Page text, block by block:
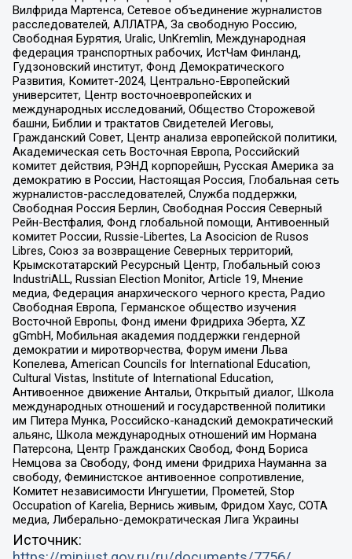
Вилфрида Мартенса, Сетевое объединение журналистов
расследователей, АЛЛАТРА, За свободную Россию,
Свободная Бурятия, Uralic, UnKremlin, Международная
федерация транспортных рабочих, ИстЧам Финланд,
Гудзоновский институт, Фонд Демократического
Развития, Комитет-2024, Центрально-Европейский
университет, Центр восточноевропейских и
международных исследований, Общество Сторожевой
башни, Библии и трактатов Свидетелей Иеговы,
Гражданский Совет, Центр анализа европейской политики,
Академическая сеть Восточная Европа, Российский
комитет действия, РЭНД корпорейшн, Русская Америка за
демократию в России, Настоящая Россия, Глобальная сеть
журналистов-расследователей, Служба поддержки,
Свободная Россия Берлин, Свободная Россия Северный
Рейн-Вестфалия, Фонд глобальной помощи, Антивоенный
комитет России, Russie-Libertes, La Asocicion de Rusos
Libres, Союз за возвращение Северных территорий,
Крымскотатарский Ресурсный Центр, Глобальный союз
IndustriALL, Russian Election Monitor, Article 19, Мнение
медиа, Федерация анархического черного креста, Радио
Свободная Европа, Германское общество изучения
Восточной Европы, Фонд имени Фридриха Эберта, XZ
gGmbH, Мобильная академия поддержки гендерной
демократии и миротворчества, Форум имени Льва
Копелева, American Councils for International Education,
Cultural Vistas, Institute of International Education,
Антивоенное движение Антальи, Открытый диалог, Школа
международных отношений и государственной политики
им Питера Мунка, Российско-канадский демократический
альянс, Школа международных отношений им Нормана
Патерсона, Центр Гражданских Свобод, Фонд Бориса
Немцова за Свободу, Фонд имени Фридриха Науманна за
свободу, Феминистское антивоенное сопротивление,
Комитет независимости Ингушетии, Прометей, Stop
Occupation of Karelia, Вернись живым, Фридом Хаус, СОТА
медиа, Либерально-демократическая Лига Украины
Источник: